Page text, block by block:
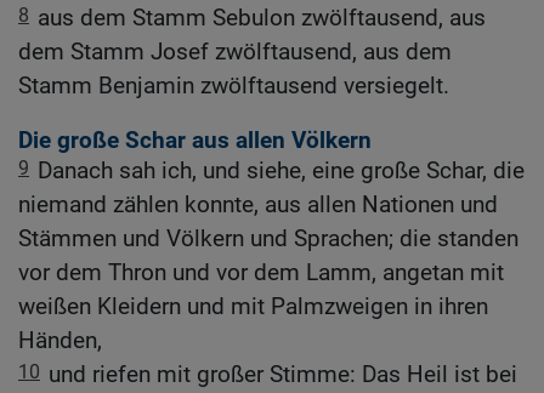
8 aus dem Stamm Sebulon zwölftausend, aus
dem Stamm Josef zwölftausend, aus dem
Stamm Benjamin zwölftausend versiegelt.
Die große Schar aus allen Völkern
9 Danach sah ich, und siehe, eine große Schar, die
niemand zählen konnte, aus allen Nationen und
Stämmen und Völkern und Sprachen; die standen
vor dem Thron und vor dem Lamm, angetan mit
weißen Kleidern und mit Palmzweigen in ihren
Händen,
10 und riefen mit großer Stimme: Das Heil ist bei